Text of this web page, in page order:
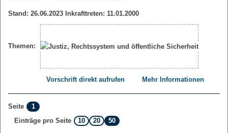
Stand: 26.06.2023 Inkrafttreten: 11.01.2000
Themen:
Vorschrift direkt aufrufen Mehr Informationen
Seite
1
Einträge pro Seite
10 20 50